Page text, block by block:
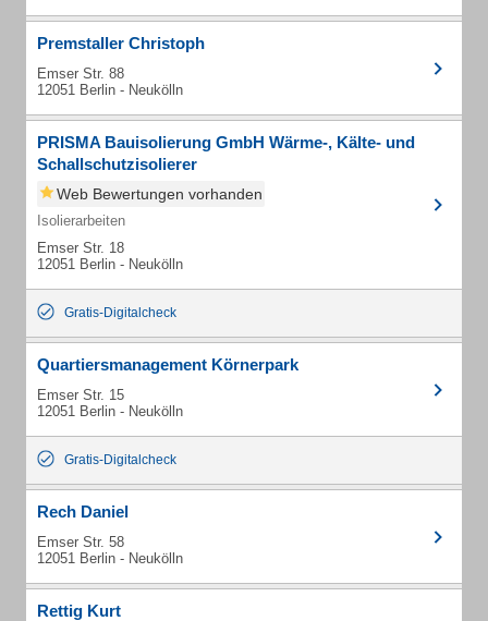
Premstaller Christoph
Emser Str. 88
12051 Berlin - Neukölln
PRISMA Bauisolierung GmbH Wärme-, Kälte- und
Schallschutzisolierer
Web Bewertungen vorhanden
Isolierarbeiten
Emser Str. 18
12051 Berlin - Neukölln
Gratis-Digitalcheck
Quartiersmanagement Körnerpark
Emser Str. 15
12051 Berlin - Neukölln
Gratis-Digitalcheck
Rech Daniel
Emser Str. 58
12051 Berlin - Neukölln
Rettig Kurt